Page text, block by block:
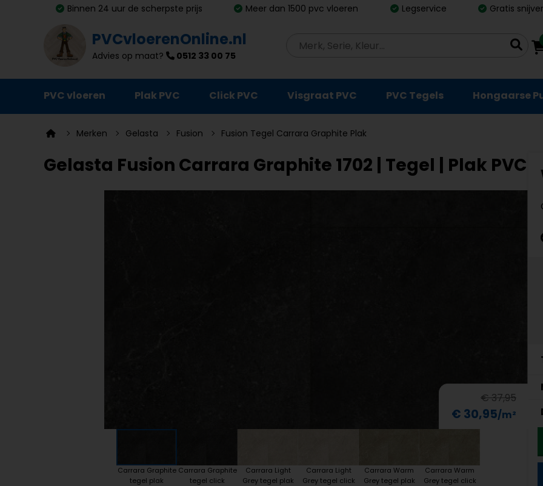
Binnen 24 uur de scherpste prijs Meer dan 1500 pvc vloeren Legservice Gratis
PVCvloerenOnline.nl
Advies op maat? 0512 33 00 75
PVC vloeren Plak PVC Click PVC Visgraat PVC PVC Tegels Hongaarse
Ondervloeren
Plinten
Merken Gelasta Fusion Fusion Tegel Carrara Graphite Plak
Gelasta Fusion Carrara Graphite 1702 | Tegel | Plak PVC
€ 37,95
€ 30,95
Carrara Graphite
tegel plak
Carrara Graphite
tegel click
Carrara Light
Grey tegel plak
Carrara Light
Grey tegel click
Carrara Warm
Grey tegel plak
Carrara Warm
Grey tegel click